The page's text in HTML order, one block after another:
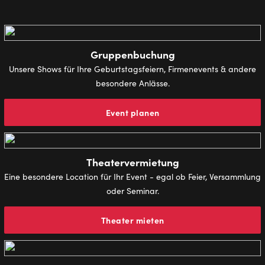
Gruppenbuchung
Unsere Shows für Ihre Geburtstagsfeiern, Firmenevents & andere
besondere Anlässe.
Event planen
Theatervermietung
Eine besondere Location für Ihr Event - egal ob Feier, Versammlung
oder Seminar.
Theater mieten